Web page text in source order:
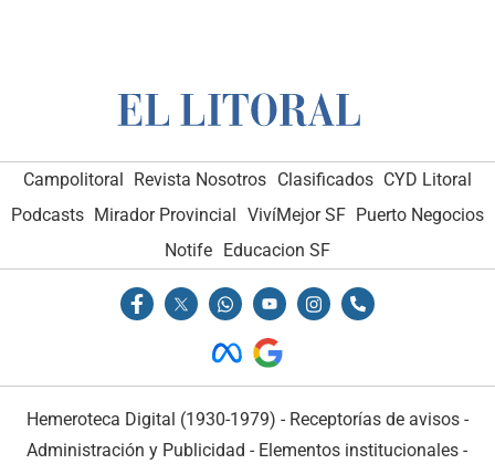
Campolitoral Revista Nosotros Clasificados CYD Litoral
Podcasts Mirador Provincial VivíMejor SF Puerto Negocios
Notife Educacion SF
Hemeroteca Digital (1930-1979) - Receptorías de avisos -
Administración y Publicidad - Elementos institucionales -